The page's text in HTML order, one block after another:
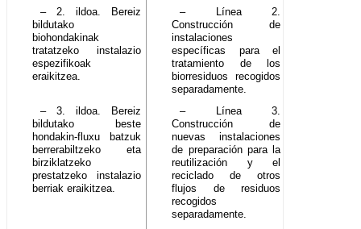
– 2. ildoa. Bereiz
bildutako
biohondakinak
tratatzeko instalazio
espezifikoak
eraikitzea.
– Línea 2.
Construcción de
instalaciones
específicas para el
tratamiento de los
biorresiduos recogidos
separadamente.
– 3. ildoa. Bereiz
bildutako beste
hondakin-fluxu batzuk
berrerabiltzeko eta
birziklatzeko
prestatzeko instalazio
berriak eraikitzea.
– Línea 3.
Construcción de
nuevas instalaciones
de preparación para la
reutilización y el
reciclado de otros
flujos de residuos
recogidos
separadamente.